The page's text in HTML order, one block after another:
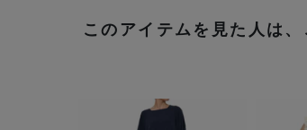
このアイテムを見た人は